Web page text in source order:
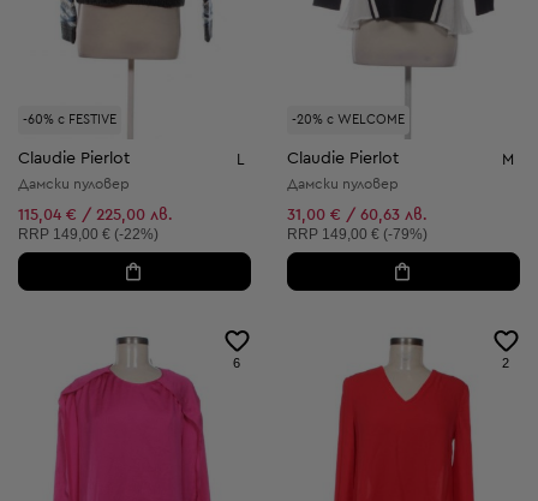
-60% с FESTIVE
Claudie Pierlot
Дамски пуловер
115,04 € / 225,00 лв.
Препоръчителна цена:
RRP 149,00 € (-22%)
-20% с WELCOME
Claudie Pierlot M
Дамски пуловер
31,00 € / 60,63 лв.
Препоръчителна цена:
RRP 149,00 € (-79%)
6 2